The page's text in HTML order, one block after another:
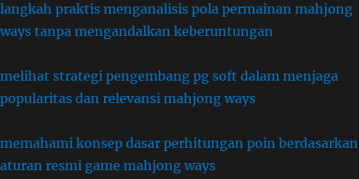
langkah praktis menganalisis pola permainan mahjong
ways tanpa mengandalkan keberuntungan
melihat strategi pengembang pg soft dalam menjaga
popularitas dan relevansi mahjong ways
memahami konsep dasar perhitungan poin berdasarkan
aturan resmi game mahjong ways